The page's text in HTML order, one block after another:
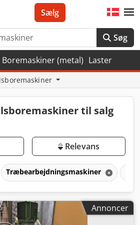
Søg
Sælg
Boremaskiner (metal) Laster
til salg
Relevans
Træbearbejdningsmaskiner
Annoncer